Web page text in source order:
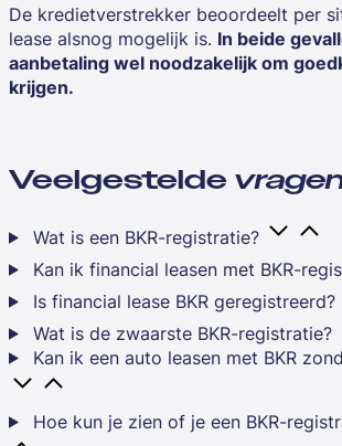
De kredietverstrekker beoordeelt per
lease alsnog mogelijk is. In beide
aanbetaling wel noodzakelijk om
krijgen.
Veelgestelde
Wat is een BKR-registratie?
Kan ik financial leasen met BKR-
Is financial lease BKR geregistreerd?
Wat is de zwaarste BKR-registratie?
Kan ik een auto leasen met BKR
Hoe kun je zien of je een BKR-